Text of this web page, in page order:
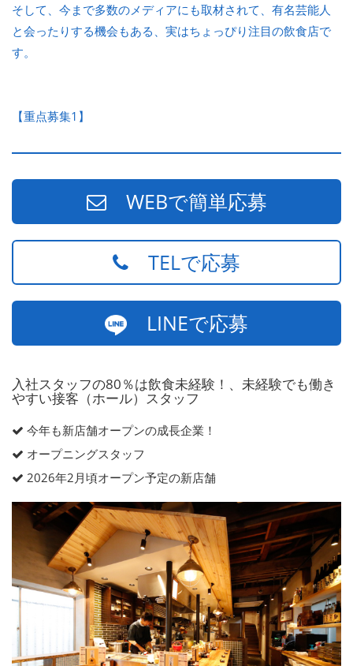
そして、今まで多数のメディアにも取材されて、有名芸能人
と会ったりする機会もある、実はちょっぴり注目の飲食店で
す。
【重点募集1】
WEBで簡単応募
TELで応募
LINEで応募
入社スタッフの80％は飲食未経験！、未経験でも働き
やすい接客（ホール）スタッフ
今年も新店舗オープンの成長企業！
オープニングスタッフ
2026年2月頃オープン予定の新店舗